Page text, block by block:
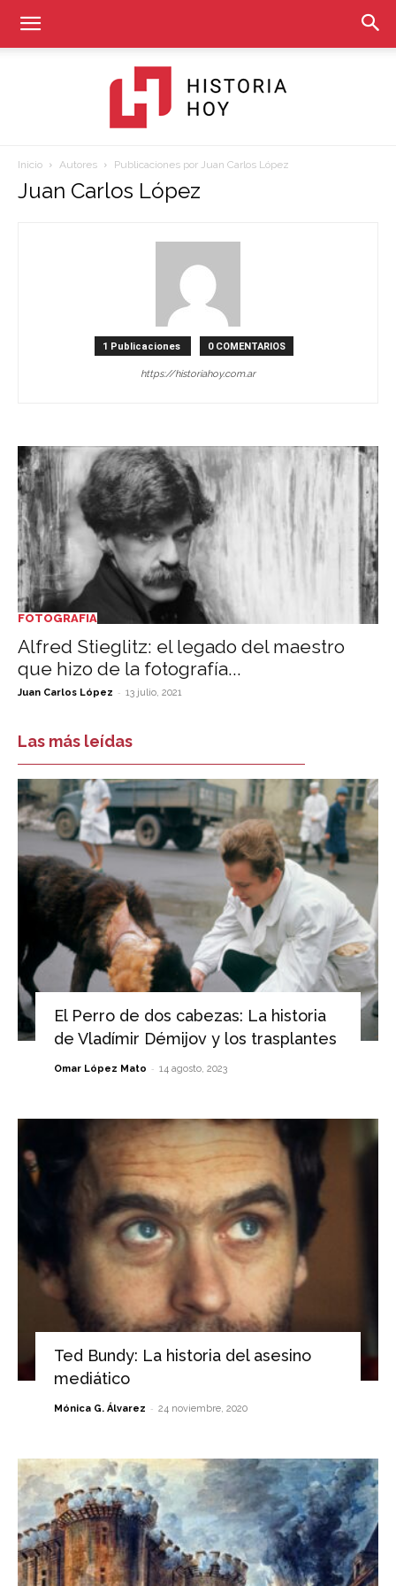
Historia
Inicio Autores Publicaciones por Juan Carlos López
Juan Carlos López
1 Publicaciones 0 COMENTARIOS
https://historiahoy.com.ar
FOTOGRAFIA
Alfred Stieglitz: el legado del maestro
que hizo de la fotografía...
Juan Carlos López - 13 julio, 2021
Las más leídas
El Perro de dos cabezas: La historia
de Vladímir Démijov y los trasplantes
Omar López Mato - 14 agosto, 2023
Ted Bundy: La historia del asesino
mediático
Mónica G. Álvarez - 24 noviembre, 2020